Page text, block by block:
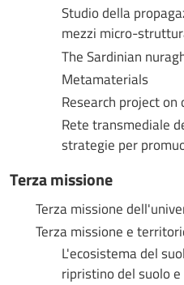
Studio della
mezzi micro-
The Sardinian
Metamaterials
Research project on
Rete transmediale
strategie per
Terza missione
Terza missione
Terza missione e
L'ecosistema del
ripristino del suolo